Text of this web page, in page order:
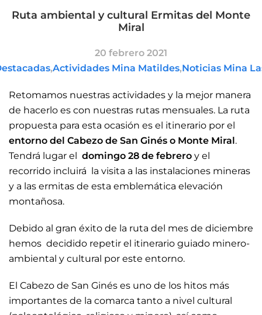
Ruta ambiental y cultural Ermitas del Monte
Miral
20 febrero 2021
,Actividades Mina Matildes,Noticias Mina
Retomamos nuestras actividades y la mejor manera
de hacerlo es con nuestras rutas mensuales. La ruta
propuesta para esta ocasión es el itinerario por el
entorno del Cabezo de San Ginés o Monte Miral.
Tendrá lugar el domingo 28 de febrero y el
recorrido incluirá la visita a las instalaciones mineras
y a las ermitas de esta emblemática elevación
montañosa.
Debido al gran éxito de la ruta del mes de diciembre
hemos decidido repetir el itinerario guiado minero-
ambiental y cultural por este entorno.
El Cabezo de San Ginés es uno de los hitos más
importantes de la comarca tanto a nivel cultural